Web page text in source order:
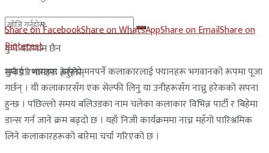
कुनै परिणाम छैन
सबै परिणामहरू हेर्नुहोस्
साउदी अरब
Share on FacebookShare on WhatsAppShare on EmailShare on
Pinterest
मुम्बई । भारतमा आफ्नो मनपर्ने कलाकारलाई फ्यानहरू भगवानको रूपमा पूजा
गर्छन् । यी कलाकारसँग एक सेल्फी लिनु या उनीहरूसँग नाच्नु हरेकको सपना
हुन्छ । पछिल्लो समय बलिउडका नाम चलेका कलाकार विभिन्न पार्टी र बिहेमा
डान्स गर्न जाने क्रम बढ्दो छ । यहाँ निजी कार्यक्रममा नाच्न महँगो पारिश्रमिक
लिने कलाकारहरूको बारेमा चर्चा गरिएको छ ।